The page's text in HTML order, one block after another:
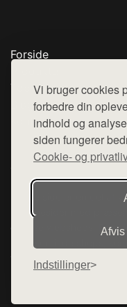
Vi bruger cookies
forbedre din
indhold og
siden fungerer
Cookie- og
Afvis
Indstillinger
Forside
Top Rabatter
Blog
Kontakt
Denne side er en del af
hjemmesider med
diverse webshops. Der
henviser til de shops,
varerne på lager.